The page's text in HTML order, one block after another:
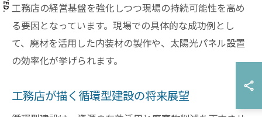
工務店の経営基盤を強化しつつ現場の持続可能性を高め
る要因となっています。現場での具体的な成功例とし
て、廃材を活用した内装材の製作や、太陽光パネル設置
の効率化が挙げられます。
工務店が描く循環型建設の将来展望